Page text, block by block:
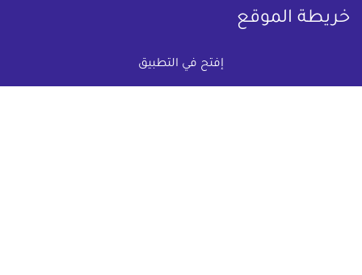
إفتح في التطبيق
خريطة الموقع
أضف عقارك مجانا
كومباوندات دليل الاسعار